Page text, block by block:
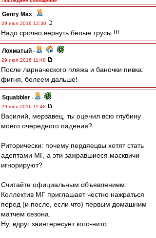
Genry Max -
29 июл 2016 12:30
Надо срочно вернуть белые трусы !!!
Лохматый -
29 июл 2016 11:48
После ларначеского пляжа и баночки пивка:
фигня, болеем дальше!
Squabbler -
29 июл 2016 11:48
Василий, мерзавец, ты оценил всю глубину
моего очередного падения?
Риторически: почему пердяецвы хотят стать
адептами МГ, а эти зажравшиеся масквичи
игнорируют?
Считайте официальным объявлением:
Коллектив МГ приглашает честно нажраться
перед (и после, если что) первым домашним
матчем сезона.
Ну, вдруг заинтересует кого-нито..